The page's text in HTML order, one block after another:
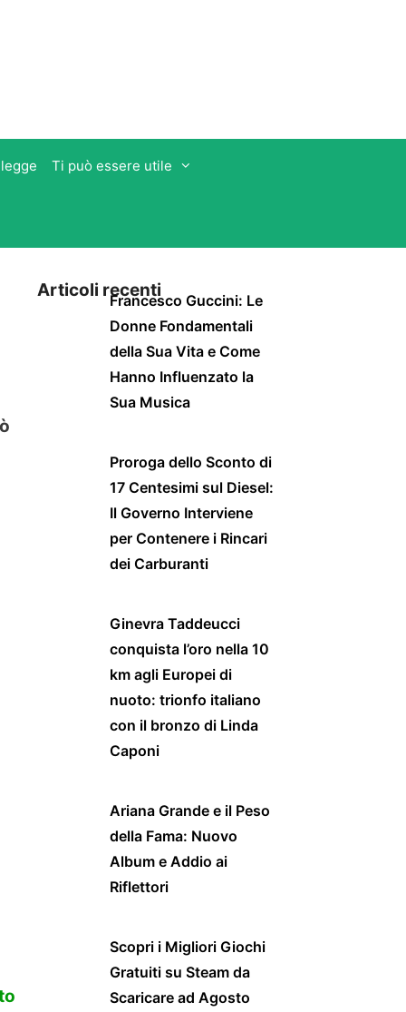
Ti può essere utile
Articoli recentiFrancesco Guccini: Le
Donne Fondamentali
della Sua Vita e Come
Hanno Influenzato la
Sua Musica
Proroga dello Sconto di
17 Centesimi sul Diesel:
Il Governo Interviene
per Contenere i Rincari
dei Carburanti
Ginevra Taddeucci
conquista l’oro nella 10
km agli Europei di
nuoto: trionfo italiano
con il bronzo di Linda
Caponi
Ariana Grande e il Peso
della Fama: Nuovo
Album e Addio ai
Riflettori
Scopri i Migliori Giochi
Gratuiti su Steam da
Scaricare ad Agosto